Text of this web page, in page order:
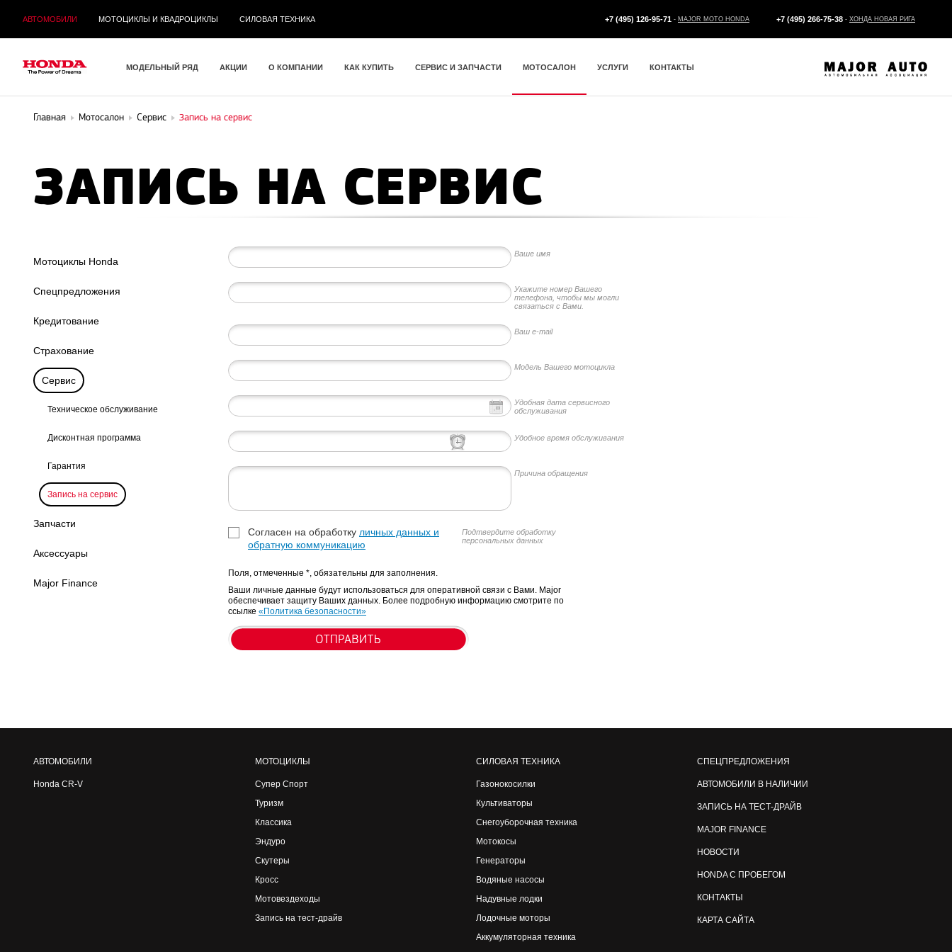
АВТОМОБИЛИ МОТОЦИКЛЫ И КВАДРОЦИКЛЫ СИЛОВАЯ ТЕХНИКА +7 (495) 126-95-71 - MAJOR MOTO HONDA +7 (495) 266-75-38 - ХОНДА НОВАЯ РИГА
МОДЕЛЬНЫЙ РЯД АКЦИИ О КОМПАНИИ КАК КУПИТЬ СЕРВИС И ЗАПЧАСТИ МОТОСАЛОН УСЛУГИ КОНТАКТЫ
Главная Мотосалон Сервис Запись на сервис
ЗАПИСЬ НА СЕРВИС
Мотоциклы Honda
Спецпредложения
Кредитование
Страхование
Сервис
Техническое обслуживание
Дисконтная программа
Гарантия
Запись на сервис
Запчасти
Аксессуары
Major Finance
Ваше имя
Укажите номер Вашего
телефона, чтобы мы могли
связаться с Вами.
Ваш e-mail
Модель Вашего мотоцикла
Удобная дата сервисного
обслуживания
Удобное время обслуживания
Причина обращения
Согласен на обработку личных данных и
обратную коммуникацию
Подтвердите обработку
персональных данных
Поля, отмеченные *, обязательны для заполнения.
Ваши личные данные будут использоваться для оперативной связи с Вами. Major
обеспечивает защиту Ваших данных. Более подробную информацию смотрите по
ссылке «Политика безопасности»
АВТОМОБИЛИ
Honda CR-V
МОТОЦИКЛЫ
Супер Спорт
Туризм
Классика
Эндуро
Скутеры
Кросс
Мотовездеходы
Запись на тест-драйв
СИЛОВАЯ ТЕХНИКА
Газонокосилки
Культиваторы
Снегоуборочная техника
Мотокосы
Генераторы
Водяные насосы
Надувные лодки
Лодочные моторы
Аккумуляторная техника
СПЕЦПРЕДЛОЖЕНИЯ
АВТОМОБИЛИ В НАЛИЧИИ
ЗАПИСЬ НА ТЕСТ-ДРАЙВ
MAJOR FINANCE
НОВОСТИ
HONDA С ПРОБЕГОМ
КОНТАКТЫ
КАРТА САЙТА